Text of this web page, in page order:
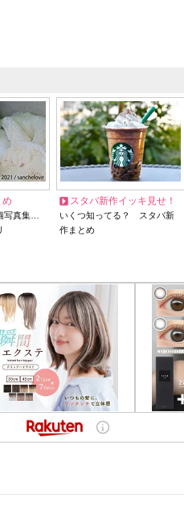
め
写真集…
スタバ新作イッキ見せ！
いくつ知ってる？ スタバ新
作まとめ